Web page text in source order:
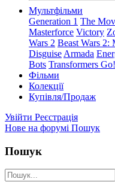
Мультфільми
Generation 1 The
Masterforce Victory
Wars 2 Beast Wars 2:
Disguise Armada
Bots Transformers Go!
Фільми
Колекції
Купівля/Продаж
Увійти Реєстрація
Нове на форумі Пошук
Пошук